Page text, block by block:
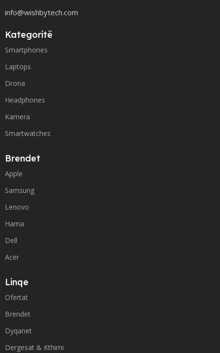
info@wishbytech.com
Kategoritë
Smartphones
Laptops
Drona
Headphones
Kamera
Smartwatches
Brendet
Apple
Samsung
Lenovo
Hama
Dell
Acer
Linqe
Ofertat
Brendet
Dyqanet
Dergesat & Kthimi